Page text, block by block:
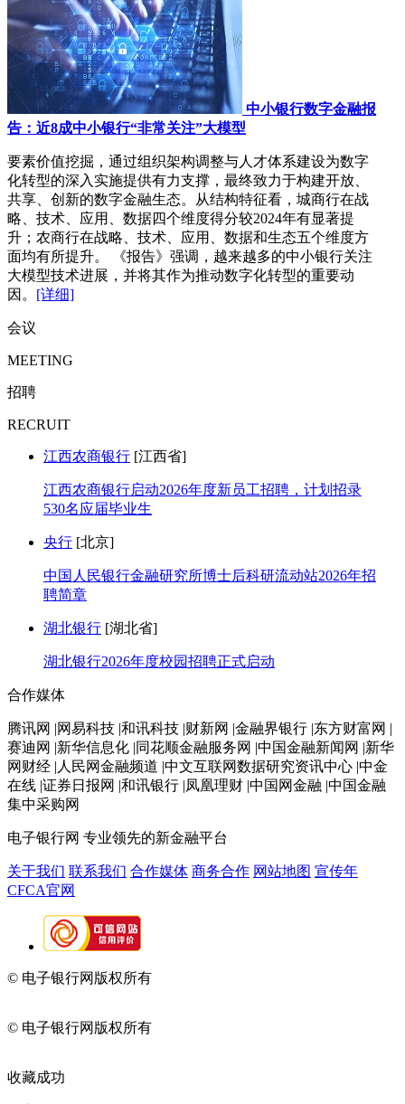
中小银行数字金融报
告：近8成中小银行“非常关注”大模型
要素价值挖掘，通过组织架构调整与人才体系建设为数字
化转型的深入实施提供有力支撑，最终致力于构建开放、
共享、创新的数字金融生态。从结构特征看，城商行在战
略、技术、应用、数据四个维度得分较2024年有显著提
升；农商行在战略、技术、应用、数据和生态五个维度方
面均有所提升。 《报告》强调，越来越多的中小银行关注
大模型技术进展，并将其作为推动数字化转型的重要动
因。 [详细]
会议
MEETING
招聘
RECRUIT
江西农商银行 [江西省]
江西农商银行启动2026年度新员工招聘，计划招录
530名应届毕业生
央行 [北京]
中国人民银行金融研究所博士后科研流动站2026年招
聘简章
湖北银行 [湖北省]
湖北银行2026年度校园招聘正式启动
合作媒体
腾讯网 |网易科技 |和讯科技 |财新网 |金融界银行 |东方财富网 |
赛迪网 |新华信息化 |同花顺金融服务网 |中国金融新闻网 |新华
网财经 |人民网金融频道 |中文互联网数据研究资讯中心 |中金
在线 |证券日报网 |和讯银行 |凤凰理财 |中国网金融 |中国金融
集中采购网
电子银行网 专业领先的新金融平台
关于我们 联系我们 合作媒体 商务合作 网站地图 宣传年
CFCA官网
© 电子银行网版权所有
© 电子银行网版权所有
收藏成功